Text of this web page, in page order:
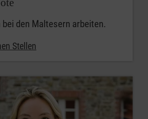
den Maltesern arbeiten.
Stellen